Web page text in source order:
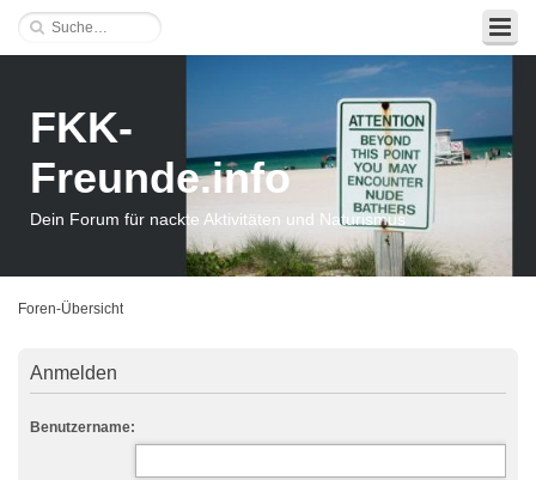
FKK-
Freunde.info
Dein Forum für nackte Aktivitäten und Naturismus
Foren-Übersicht
Anmelden
Benutzername: